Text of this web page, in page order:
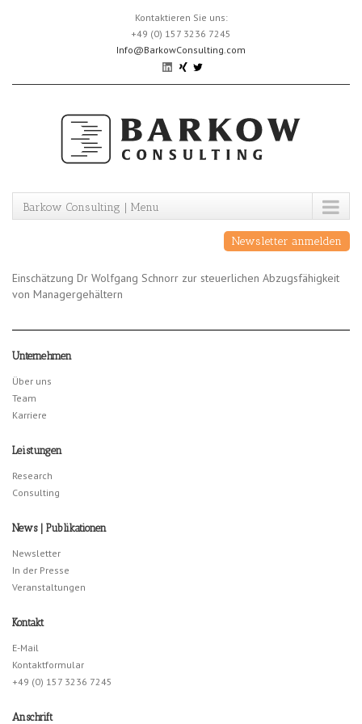
Kontaktieren Sie uns:
+49 (0) 157 3236 7245
Info@BarkowConsulting.com
Barkow Consulting | Menu
Newsletter anmelden
Einschätzung Dr Wolfgang Schnorr zur steuerlichen Abzugsfähigkeit
von Managergehältern
Unternehmen
Über uns
Team
Karriere
Leistungen
Research
Consulting
News | Publikationen
Newsletter
In der Presse
Veranstaltungen
Kontakt
E-Mail
Kontaktformular
+49 (0) 157 3236 7245
Anschrift